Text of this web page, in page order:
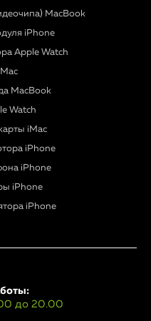
MacBook
iPhone
Apple Watch
MacBook
Watch
iMac
iPhone
iPhone
iPhone
iPhone
до 20.00